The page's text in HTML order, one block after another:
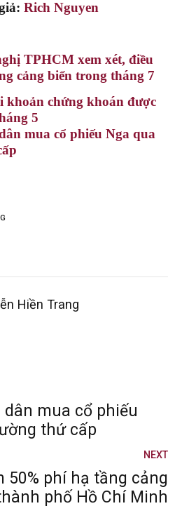
Rich Nguyen
TPHCM xem xét, điều
cảng biển trong tháng 7
khoản chứng khoán được
5
mua cổ phiếu Nga qua
Hiền Trang
dân mua cổ phiếu
thứ cấp
NEXT
50% phí hạ tầng cảng
phố Hồ Chí Minh